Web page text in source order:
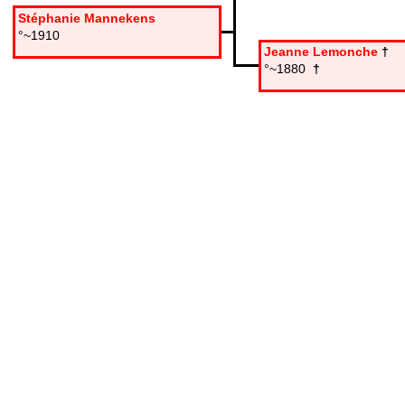
Stéphanie Mannekens
°~1910
Jeanne Lemonche †
°~1880 †